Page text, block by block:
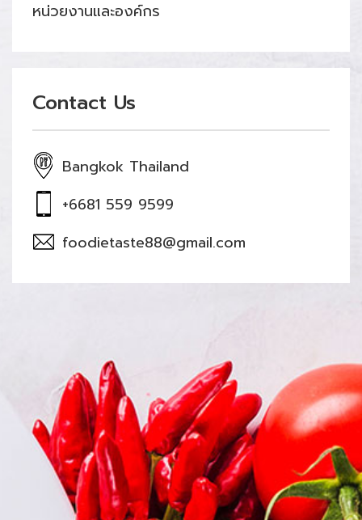
หน่วยงานและองค์กร
Contact Us
Bangkok Thailand
+6681 559 9599
foodietaste88@gmail.com